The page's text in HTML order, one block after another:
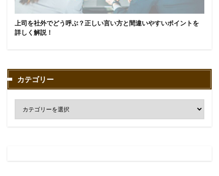
上司を社外でどう呼ぶ？正しい言い方と間違いやすいポイントを
詳しく解説！
カテゴリー